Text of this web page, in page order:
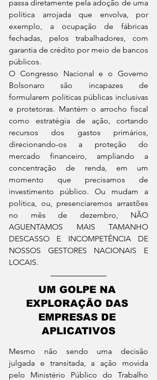
passa diretamente pela adoção de uma
política arrojada que envolva, por
exemplo, a ocupação de fábricas
fechadas, pelos trabalhadores, com
garantia de crédito por meio de bancos
públicos.
O Congresso Nacional e o Governo
Bolsonaro são incapazes de
formularem políticas públicas inclusivas
e protetoras. Mantém o arrocho fiscal
como estratégia de ação, cortando
recursos dos gastos primários,
direcionando-os a proteção do
mercado financeiro, ampliando a
concentração de renda, em um
momento que precisamos de
investimento público. Ou mudam a
política, ou, presenciaremos arrastões
no mês de dezembro, NÃO
AGUENTAMOS MAIS TAMANHO
DESCASSO E INCOMPETÊNCIA DE
NOSSOS GESTORES NACIONAIS E
LOCAIS.
UM GOLPE NA
EXPLORAÇÃO DAS
EMPRESAS DE
APLICATIVOS
Mesmo não sendo uma decisão
julgada e transitada, a ação movida
pelo Ministério Público do Trabalho